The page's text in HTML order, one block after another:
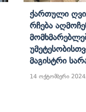
Ქართული
Რჩება
Მაგისტრი
14 ოქტომბერი